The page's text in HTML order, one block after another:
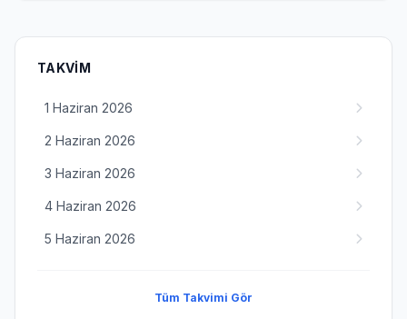
TAKVIM
1 Haziran 2026
2 Haziran 2026
3 Haziran 2026
4 Haziran 2026
5 Haziran 2026
Tüm Takvimi Gör